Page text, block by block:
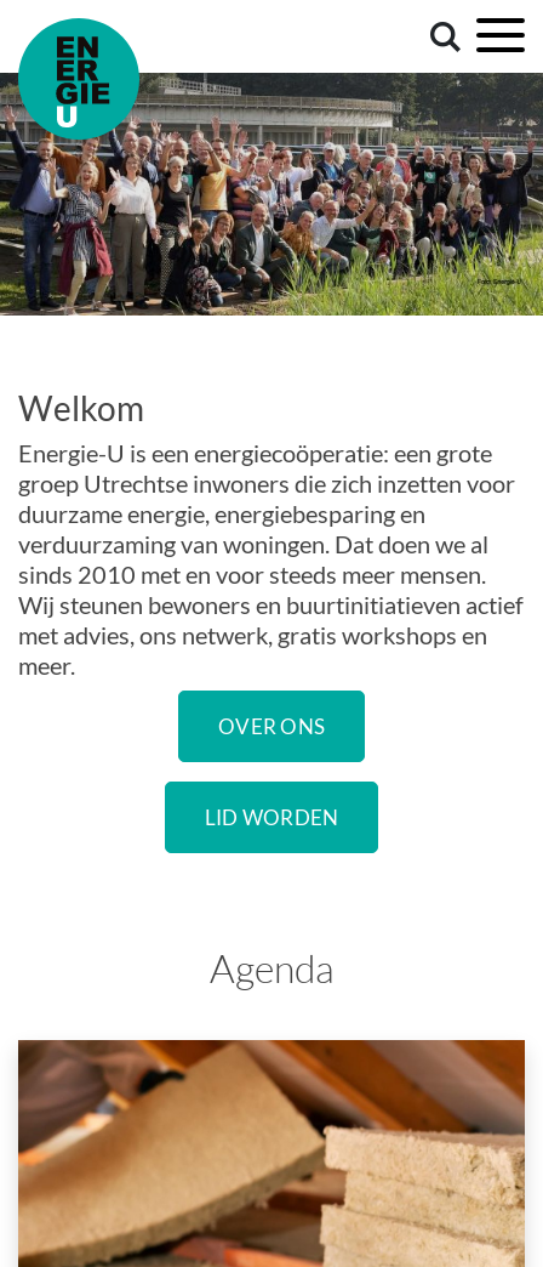
Welkom
Energie-U is een energiecoöperatie: een grote
groep Utrechtse inwoners die zich inzetten voor
duurzame energie, energiebesparing en
verduurzaming van woningen. Dat doen we al
sinds 2010 met en voor steeds meer mensen.
Wij steunen bewoners en buurtinitiatieven actief
met advies, ons netwerk, gratis workshops en
meer.
OVER ONS
LID WORDEN
Agenda